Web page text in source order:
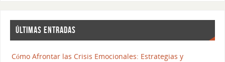
ÚLTIMAS ENTRADAS
Cómo Afrontar las Crisis Emocionales: Estrategias y